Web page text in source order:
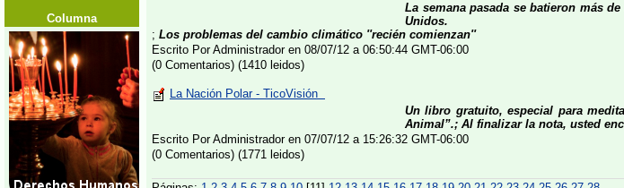
Columna
La semana pasada se batieron más
Unidos.
; Los problemas del cambio climático ''recién comienzan''
Escrito Por Administrador en 08/07/12 a 06:50:44 GMT-06:00
(0 Comentarios) (1410 leidos)
La Nación Polar - TicoVisión
Un libro gratuito, especial para
Animal”.; Al finalizar la nota, usted
Escrito Por Administrador en 07/07/12 a 15:26:32 GMT-06:00
(0 Comentarios) (1771 leidos)